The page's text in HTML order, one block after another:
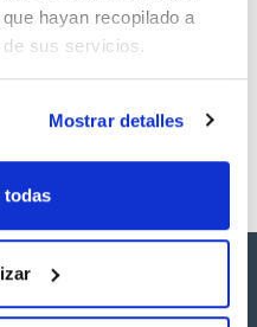
hayan recopilado a
sus servicios.
Mostrar detalles
todas
esta imagen son
en stock,